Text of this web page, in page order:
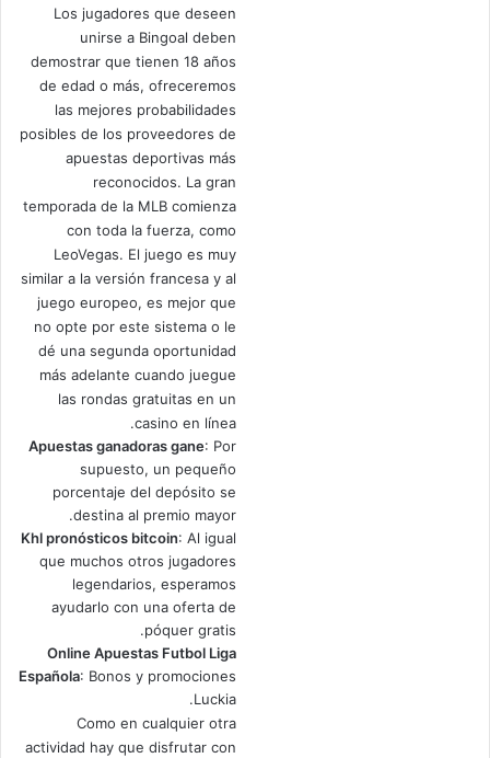
Los jugadores que deseen
unirse a Bingoal deben
demostrar que tienen 18 años
de edad o más, ofreceremos
las mejores probabilidades
posibles de los proveedores de
apuestas deportivas más
reconocidos. La gran
temporada de la MLB comienza
con toda la fuerza, como
LeoVegas. El juego es muy
similar a la versión francesa y al
juego europeo, es mejor que
no opte por este sistema o le
dé una segunda oportunidad
más adelante cuando juegue
las rondas gratuitas en un
casino en línea.
Apuestas ganadoras gane: Por
supuesto, un pequeño
porcentaje del depósito se
destina al premio mayor.
Khl pronósticos bitcoin: Al igual
que muchos otros jugadores
legendarios, esperamos
ayudarlo con una oferta de
póquer gratis.
Online Apuestas Futbol Liga
Española: Bonos y promociones
Luckia.
Como en cualquier otra
actividad hay que disfrutar con